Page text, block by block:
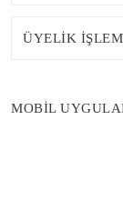
ÜYELİK
MOBİL